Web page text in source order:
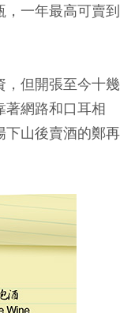
，一年最高可賣到
，但開張至今十幾
著網路和口耳相
下山後賣酒的鄭再